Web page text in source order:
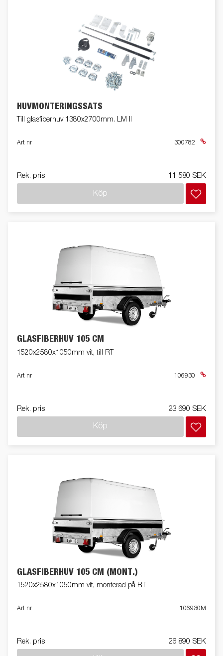
HUVMONTERINGSSATS
Till glasfiberhuv 1380x2700mm. LM II
Art nr 300782
Rek. pris 11 580 SEK
Köp
GLASFIBERHUV 105 CM
1520x2580x1050mm vit, till RT
Art nr 106930
Rek. pris 23 690 SEK
Köp
GLASFIBERHUV 105 CM (MONT.)
1520x2580x1050mm vit, monterad på RT
Art nr 106930M
Rek. pris 26 890 SEK